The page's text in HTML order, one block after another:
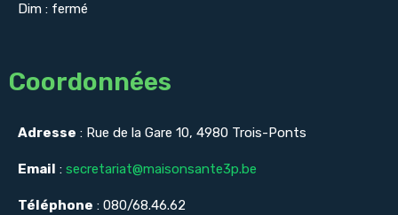
Dim : fermé
Coordonnées
Adresse : Rue de la Gare 10, 4980 Trois-Ponts
Email : secretariat@maisonsante3p.be
Téléphone : 080/68.46.62